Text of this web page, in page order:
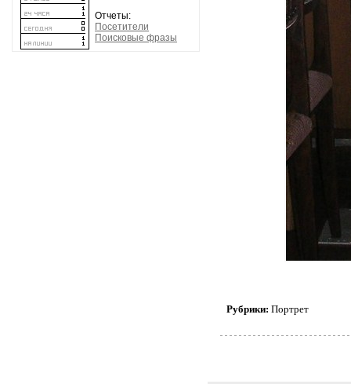
Отчеты:
Посетители
Поисковые фразы
Рубрики: Портрет